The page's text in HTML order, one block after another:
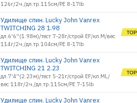
126г/2ч./дл.тр.115см/PE 8-17lb
Удилище спин. Lucky John Vanrex
TWITCHING 28 1.98
дл.6'6''(1.98м)/тест 7-28г/строй EF/кл.M/вес
114г/2ч./дл.тр.104см/PE 8-17lb
Удилище спин. Lucky John Vanrex
TWITCHING 21 2.23
дл.7'4''(2.23м)/тест 5-21г/строй EF/кл.ML/
вес 118г/2ч./дл.тр.115см/PE 7-15lb
Удилище спин. Lucky John Vanrex